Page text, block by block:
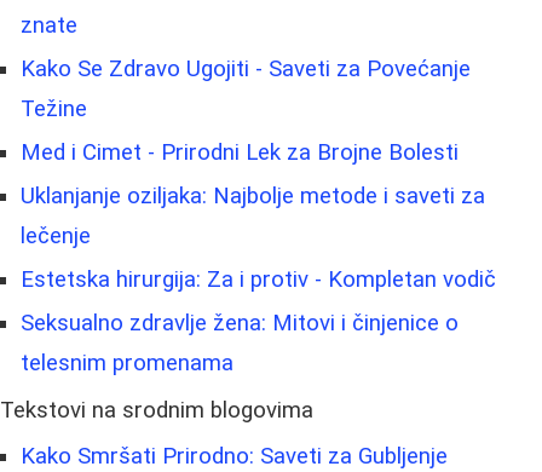
znate
Kako Se Zdravo Ugojiti - Saveti za Povećanje
Težine
Med i Cimet - Prirodni Lek za Brojne Bolesti
Uklanjanje oziljaka: Najbolje metode i saveti za
lečenje
Estetska hirurgija: Za i protiv - Kompletan vodič
Seksualno zdravlje žena: Mitovi i činjenice o
telesnim promenama
Tekstovi na srodnim blogovima
Kako Smršati Prirodno: Saveti za Gubljenje